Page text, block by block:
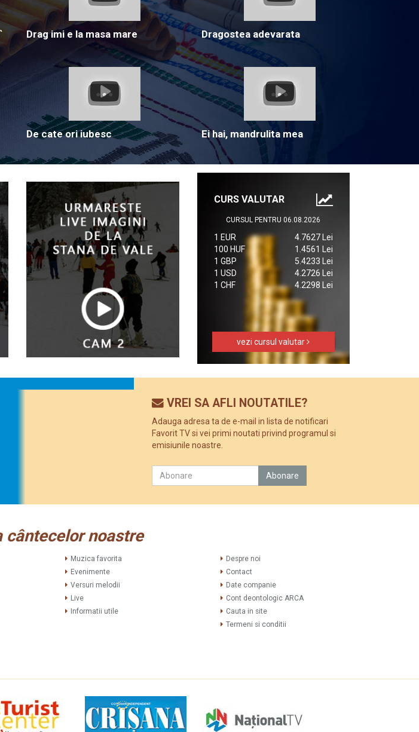
Drag imi e la masa mare Dragostea adevarata
De cate ori iubesc Ei hai, mandrulita mea
CURS VALUTAR
CURSUL PENTRU 06.08.2026
1 EUR
4.7627 Lei
100 HUF
1.4561 Lei
1 GBP
5.4233 Lei
1 USD
4.2726 Lei
1 CHF
4.2298 Lei
vezi cursul valutar
VREI SA AFLI NOUTATILE?
Adauga adresa ta de e-mail in lista de notificari
Favorit TV si vei primi noutati privind programul si
emisiunile noastre.
cântecelor noastre
Muzica favorita
Evenimente
Versuri melodii
Live
Informatii utile
Despre noi
Contact
Date companie
Cont deontologic ARCA
Cauta in site
Termeni si conditii